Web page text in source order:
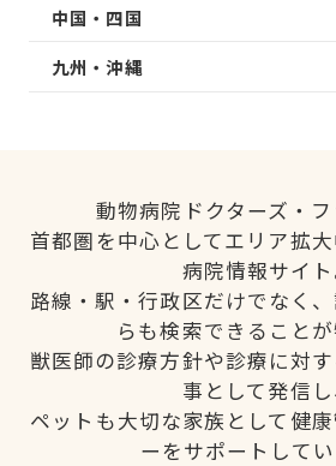
中国・四国
九州・沖縄
動物病院ドクターズ・フ
首都圏を中心としてエリア拡
病院情報サイト
路線・駅・行政区だけでなく
らも検索できることが
獣医師の診療方針や診療に対
事として発信し
ペットも大切な家族として健
ーをサポートしてい